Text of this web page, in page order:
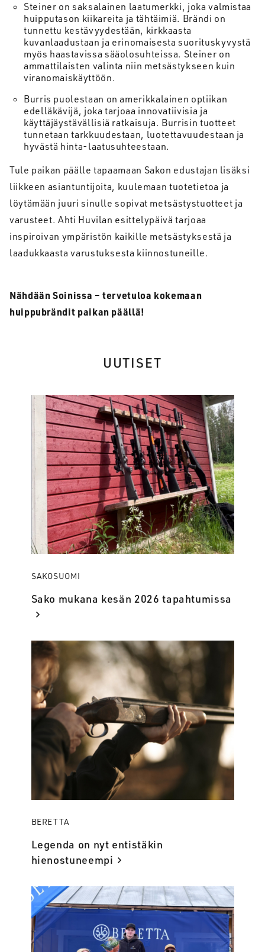
Steiner on saksalainen laatumerkki, joka valmistaa
huipputason kiikareita ja tähtäimiä. Brändi on
tunnettu kestävyydestään, kirkkaasta
kuvanlaadustaan ja erinomaisesta suorituskyvystä
myös haastavissa sääolosuhteissa. Steiner on
ammattilaisten valinta niin metsästykseen kuin
viranomaiskäyttöön.
Burris puolestaan on amerikkalainen optiikan
edelläkävijä, joka tarjoaa innovatiivisia ja
käyttäjäystävällisiä ratkaisuja. Burrisin tuotteet
tunnetaan tarkkuudestaan, luotettavuudestaan ja
hyvästä hinta-laatusuhteestaan.
Tule paikan päälle tapaamaan Sakon edustajan lisäksi
liikkeen asiantuntijoita, kuulemaan tuotetietoa ja
löytämään juuri sinulle sopivat metsästystuotteet ja
varusteet. Ahti Huvilan esittelypäivä tarjoaa
inspiroivan ympäristön kaikille metsästyksestä ja
laadukkaasta varustuksesta kiinnostuneille.
Nähdään Soinissa – tervetuloa kokemaan
huippubrändit paikan päällä!
UUTISET
SAKOSUOMI
Sako mukana kesän 2026 tapahtumissa
BERETTA
Legenda on nyt entistäkin
hienostuneempi